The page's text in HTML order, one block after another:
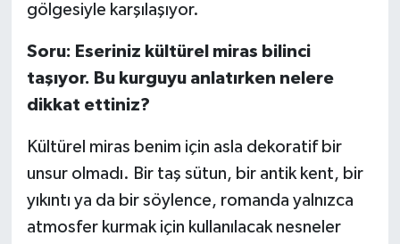
gölgesiyle karşılaşıyor.
Soru: Eseriniz kültürel miras bilinci
taşıyor. Bu kurguyu anlatırken nelere
dikkat ettiniz?
Kültürel miras benim için asla dekoratif bir
unsur olmadı. Bir taş sütun, bir antik kent, bir
yıkıntı ya da bir söylence, romanda yalnızca
atmosfer kurmak için kullanılacak nesneler